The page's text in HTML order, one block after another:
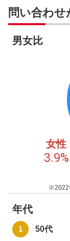
問い合わ
男女比
女性
3.9%
※2022
年代
50代